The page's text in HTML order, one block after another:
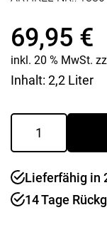
69,95 €
inkl. 20 % MwSt.
Inhalt: 2,2 Liter
Stieltopf
Twin
Classic
cm
Menge
Lieferfähig in
14 Tage